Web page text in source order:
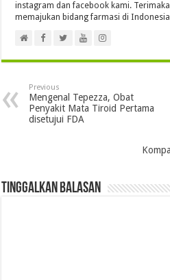
instagram dan facebook kami.
memajukan bidang farmasi di
Previous
Mengenal Tepezza, Obat
Penyakit Mata Tiroid Pertama
disetujui FDA
Tinggalkan Balasan